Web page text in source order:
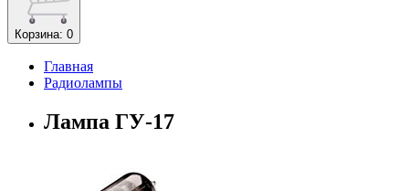
Корзина: 0
Главная
Радиолампы
Лампа ГУ-17